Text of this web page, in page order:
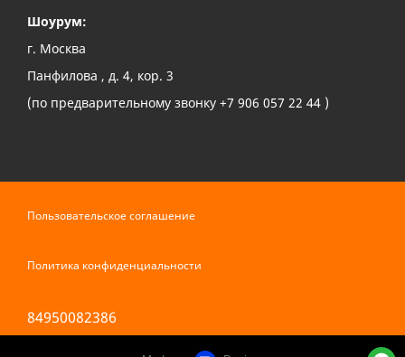
Шоурум:
г. Москва
Панфилова , д. 4, кор. 3
(по предварительному звонку +7 906 057 22 44 )
Пользовательское соглашение
Политика конфиденциальности
84950082386